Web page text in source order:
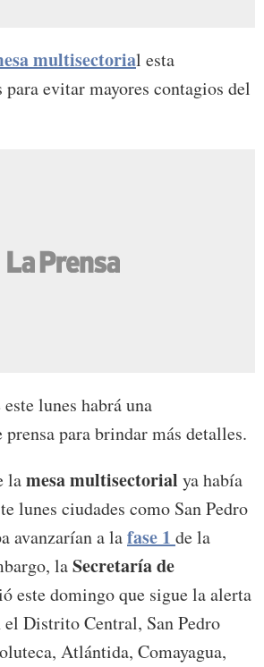
multisectorial esta
para evitar mayores contagios del
lunes habrá una
prensa para brindar más detalles.
lamesa multisectorial ya había
lunes ciudades como San Pedro
avanzarían a lafase 1 de la
laSecretaría de
este domingo que sigue la alerta
Distrito Central, San Pedro
Atlántida, Comayagua,